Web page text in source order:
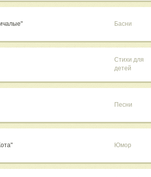
Басни
Стихи для
детей
Песни
Юмор